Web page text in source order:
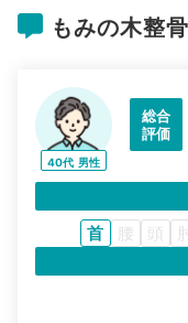
もみの木整
40代 男性
総合
評価
首 腰 頭 肘